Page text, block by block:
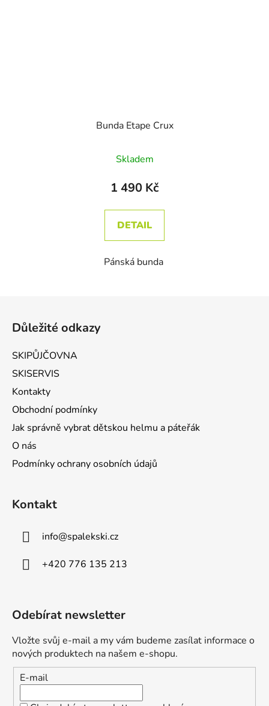
Bunda Etape Crux
Skladem
1 490 Kč
DETAIL
Pánská bunda
Důležité odkazy
SKIPŮJČOVNA
SKISERVIS
Kontakty
Obchodní podmínky
Jak správně vybrat dětskou helmu a páteřák
O nás
Podmínky ochrany osobních údajů
Kontakt
info@spalekski.cz
+420 776 135 213
Odebírat newsletter
Vložte svůj e-mail a my vám budeme zasílat informace o
nových produktech na našem e-shopu.
E-mail